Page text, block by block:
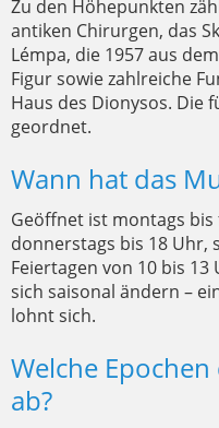
Zu den Höhepunkten
antiken Chirurgen, das
Lémpa, die 1957 aus
Figur sowie zahlreiche
Haus des Dionysos. Die
geordnet.
Wann hat das
Geöffnet ist montags bis
donnerstags bis 18 Uhr,
Feiertagen von 10 bis
sich saisonal ändern –
lohnt sich.
Welche
ab?